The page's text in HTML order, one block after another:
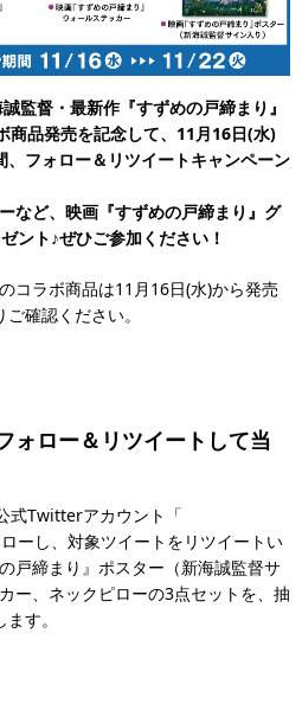
監督・最新作『すずめの戸締まり』
商品発売を記念して、11月16日(水)
フォロー＆リツイートキャンペーン
など、映画『すずめの戸締まり』グ
ント♪ぜひご参加ください！
コラボ商品は11月16日(水)から発売
ご確認ください。
ォロー＆リツイートして当
式Twitterアカウント「
ーし、対象ツイートをリツイートい
戸締まり』ポスター（新海誠監督サ
ー、ネックピローの3点セットを、抽
す。